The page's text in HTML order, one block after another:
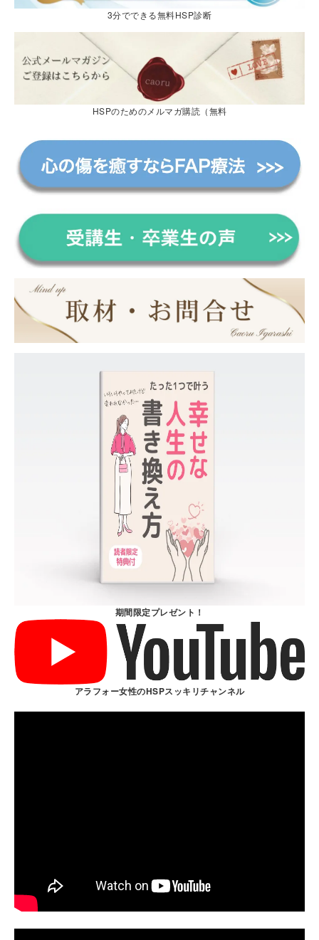
3分でできる無料HSP診断
HSPのためのメルマガ購読（無料
期間限定プレゼント！
アラフォー女性のHSPスッキリチャンネル